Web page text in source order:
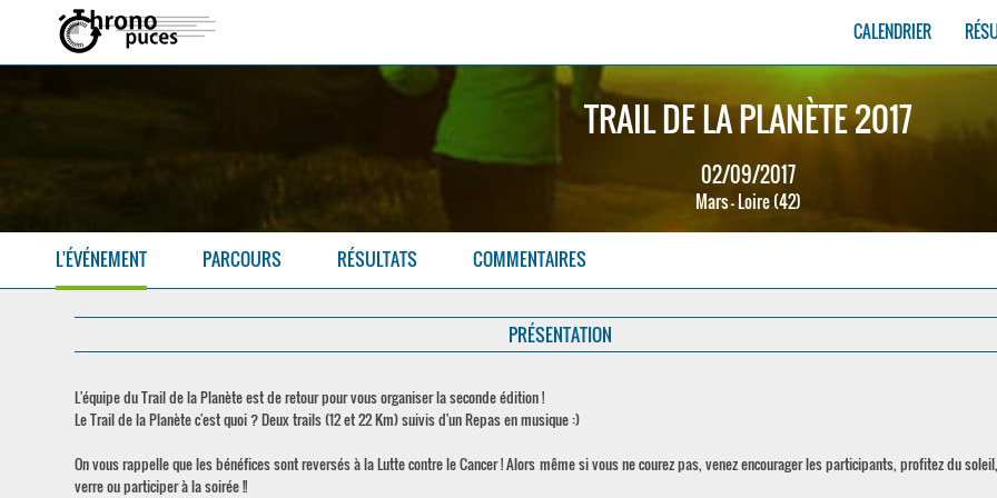
CALENDRIER
TRAIL DE LA PLANÈTE 2017
02/09/2017
Mars - Loire (42)
L'ÉVÉNEMENT PARCOURS RÉSULTATS COMMENTAIRES
PRÉSENTATION
L'équipe du Trail de la Planète est de retour pour vous organiser la seconde édition !
Le Trail de la Planète c'est quoi ? Deux trails (12 et 22 Km) suivis d'un Repas en musique :)
On vous rappelle que les bénéfices sont reversés à la Lutte contre le Cancer ! Alors même si vous ne courez pas, venez encourager les participants, profitez du
verre ou participer à la soirée !!